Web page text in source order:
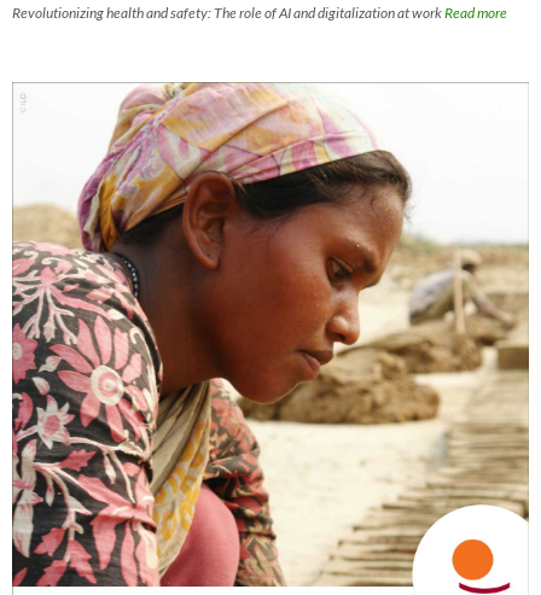
Revolutionizing health and safety: The role of AI and digitalization at workRead more